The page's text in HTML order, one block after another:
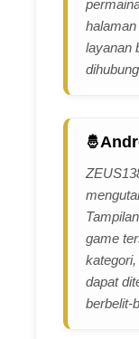
layanan
game
dapat
berbelit-